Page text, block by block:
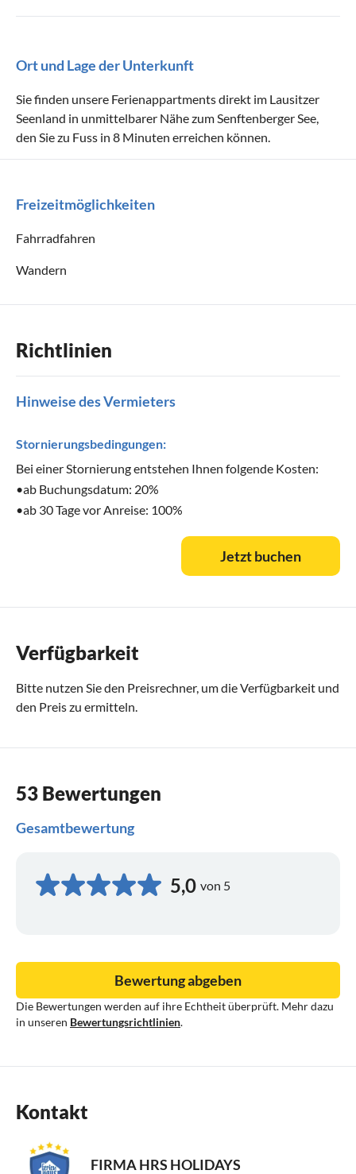
Terrassenmöbel
Geeignet für
Nichtraucher
Haustiere nach Absprache
Kinder willkommen
Ort und Lage der Unterkunft
Sie finden unsere Ferienappartments direkt im Lausitzer
Seenland in unmittelbarer Nähe zum Senftenberger See,
den Sie zu Fuss in 8 Minuten erreichen können.
Freizeitmöglichkeiten
Fahrradfahren
Wandern
Richtlinien
Hinweise des Vermieters
Stornierungsbedingungen:
Bei einer Stornierung entstehen Ihnen folgende Kosten:
•ab Buchungsdatum: 20%
•ab 30 Tage vor Anreise: 100%
Jetzt buchen
Verfügbarkeit
Bitte nutzen Sie den Preisrechner, um die Verfügbarkeit und
den Preis zu ermitteln.
53 Bewertungen
Gesamtbewertung
5,0 von 5
Die Bewertungen werden auf ihre Echtheit überprüft. Mehr dazu
in unseren Bewertungsrichtlinien.
Bewertung abgeben
Kontakt
FIRMA HRS HOLIDAYS